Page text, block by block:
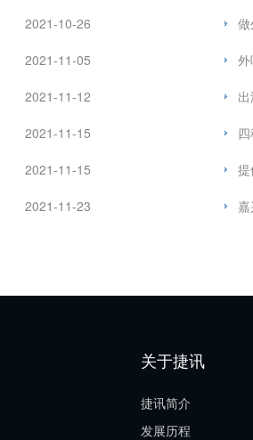
2021-10-26
2021-11-05
2021-11-12
2021-11-15
2021-11-15
2021-11-23
关于捷讯
捷讯简介
发展历程